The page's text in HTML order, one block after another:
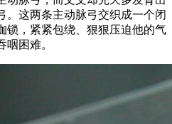
。这两条主动脉弓交织成一个闭
锁，紧紧包绕、狠狠压迫他的气
困难。